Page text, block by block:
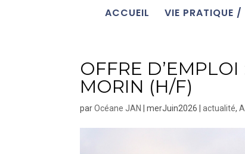
ACCUEIL VIE PRATIQUE /
OFFRE
MORIN (H/F)
parOcéane JAN |merJuin2026 |actualité,